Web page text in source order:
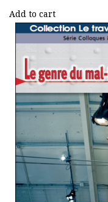
Add to cart